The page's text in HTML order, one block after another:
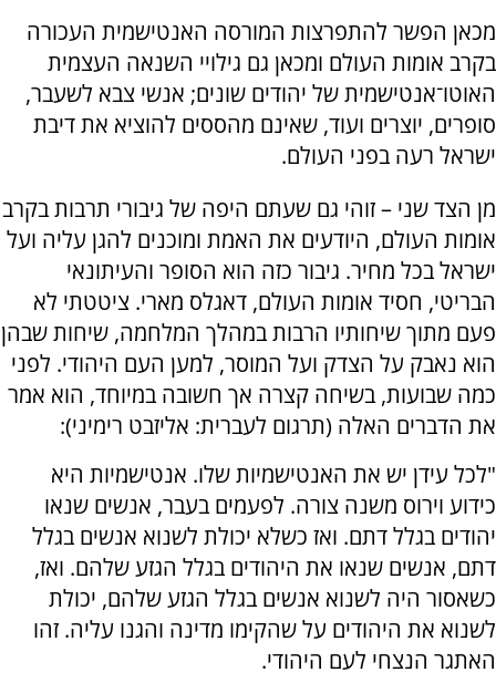
מכאן הפשר להתפרצות המורסה האנטישמית העכורה
בקרב אומות העולם ומכאן גם גילויי השנאה העצמית
האוטו־אנטישמית של יהודים שונים; אנשי צבא לשעבר,
סופרים, יוצרים ועוד, שאינם מהססים להוציא את דיבת
ישראל רעה בפני העולם.
מן הצד שני – זוהי גם שעתם היפה של גיבורי תרבות בקרב
אומות העולם, היודעים את האמת ומוכנים להגן עליה ועל
ישראל בכל מחיר. גיבור כזה הוא הסופר והעיתונאי
הבריטי, חסיד אומות העולם, דאגלס מארי. ציטטתי לא
פעם מתוך שיחותיו הרבות במהלך המלחמה, שיחות שבהן
הוא נאבק על הצדק ועל המוסר, למען העם היהודי. לפני
כמה שבועות, בשיחה קצרה אך חשובה במיוחד, הוא אמר
את הדברים האלה (תרגום לעברית: אליזבט רימיני):
"לכל עידן יש את האנטישמיות שלו. אנטישמיות היא
כידוע וירוס משנה צורה. לפעמים בעבר, אנשים שנאו
יהודים בגלל דתם. ואז כשלא יכולת לשנוא אנשים בגלל
דתם, אנשים שנאו את היהודים בגלל הגזע שלהם. ואז,
כשאסור היה לשנוא אנשים בגלל הגזע שלהם, יכולת
לשנוא את היהודים על שהקימו מדינה והגנו עליה. זהו
האתגר הנצחי לעם היהודי.